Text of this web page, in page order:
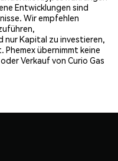
Entwicklungen sind
Wir empfehlen
nur Kapital zu investieren,
übernimmt keine
Verkauf von Curio Gas